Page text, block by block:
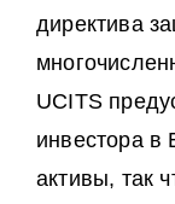
директива
UCITS
инвестора в
активы, так